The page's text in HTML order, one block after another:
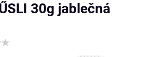
30g jablečná